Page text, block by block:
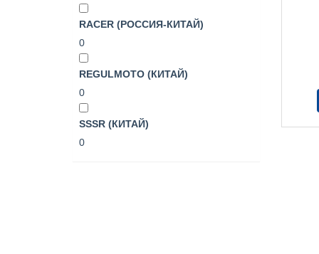
RACER (РОССИЯ-КИТАЙ)
0
REGULMOTO (КИТАЙ)
0
SSSR (КИТАЙ)
0